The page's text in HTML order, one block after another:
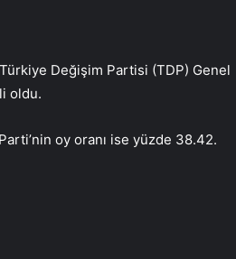
Değişim Partisi (TDP) Genel
oldu.
oy oranı ise yüzde 38.42.